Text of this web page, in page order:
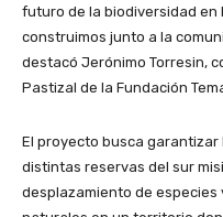
futuro de la biodiversidad en
construimos junto a la
destacó Jerónimo Torresin,
Pastizal de la Fundación
El proyecto busca
distintas reservas del sur
desplazamiento de